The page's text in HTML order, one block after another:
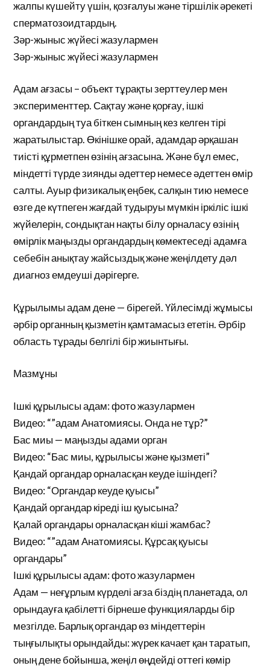
жалпы күшейту үшін, қозғалуы және тіршілік әрекеті
сперматозоидтардың.
Зәр-жыныс жүйесі жазулармен
Зәр-жыныс жүйесі жазулармен
Адам ағзасы – объект тұрақты зерттеулер мен
эксперименттер. Сақтау және қорғау, ішкі
органдардың туа біткен сымның кез келген тірі
жаратылыстар. Өкінішке орай, адамдар әрқашан
тиісті құрметпен өзінің ағзасына. Және бұл емес,
міндетті түрде зиянды әдеттер немесе әдеттен өмір
салты. Ауыр физикалық еңбек, салқын тию немесе
өзге де күтпеген жағдай тудыруы мүмкін іркіліс ішкі
жүйелерін, сондықтан нақты білу орналасу өзінің
өмірлік маңызды органдардың көмектеседі адамға
себебін анықтау жайсыздық және жеңілдету дәл
диагноз емдеуші дәрігерге.
Құрылымы адам дене — бірегей. Үйлесімді жұмысы
әрбір органның қызметін қамтамасыз ететін. Әрбір
область тұрады белгілі бір жиынтығы.
Мазмұны
Ішкі құрылысы адам: фото жазулармен
Видео: “”адам Анатомиясы. Онда не тұр?”
Бас миы — маңызды адами орган
Видео: “Бас миы, құрылысы және қызметі”
Қандай органдар орналасқан кеуде ішіндегі?
Видео: “Органдар кеуде қуысы”
Қандай органдар кіреді іш қуысына?
Қалай органдары орналасқан кіші жамбас?
Видео: “”адам Анатомиясы. Құрсақ қуысы
органдары”
Ішкі құрылысы адам: фото жазулармен
Адам — неғұрлым күрделі ағза біздің планетада, ол
орындауға қабілетті бірнеше функцияларды бір
мезгілде. Барлық органдар өз міндеттерін
тыңғылықты орындайды: жүрек качает қан таратып,
оның дене бойынша, жеңіл өңдейді оттегі көмір